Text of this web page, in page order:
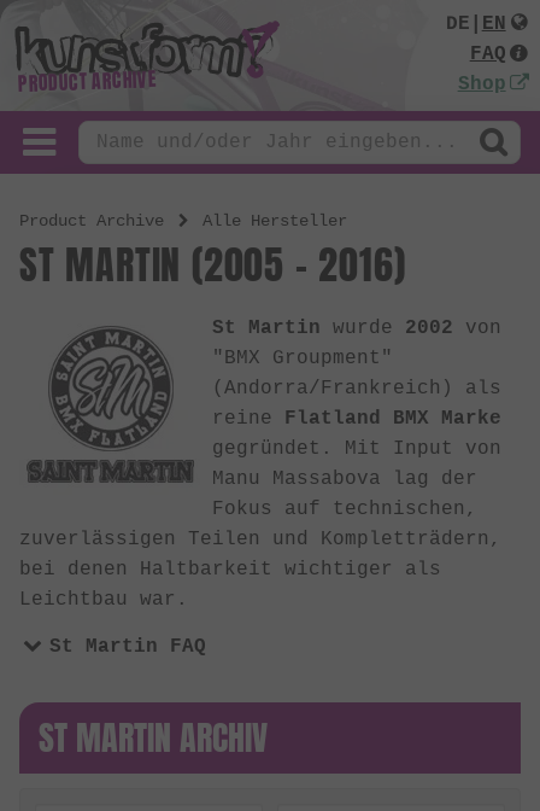
PRODUCT ARCHIVE
DE
EN
FAQ
Shop
Product Archive Alle Hersteller
ST MARTIN (2005 - 2016)
St Martin wurde 2002 von
"BMX Groupment"
(Andorra/Frankreich) als
reine Flatland BMX Marke
gegründet. Mit Input von
Manu Massabova lag der
Fokus auf technischen,
zuverlässigen Teilen und Kompletträdern,
bei denen Haltbarkeit wichtiger als
Leichtbau war.
St Martin FAQ
ST MARTIN ARCHIV